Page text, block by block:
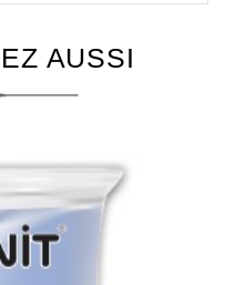
AUSSI